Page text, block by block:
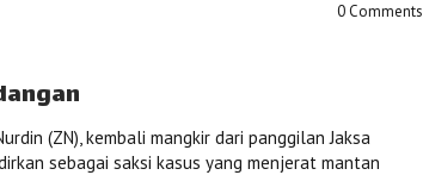
0 Comments
(ZN), kembali mangkir dari panggilan Jaksa
sebagai saksi kasus yang menjerat mantan